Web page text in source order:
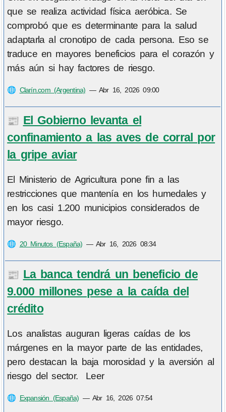
que se realiza actividad física aeróbica. Se
comprobó que es determinante para la salud
adaptarla al cronotipo de cada persona. Eso se
traduce en mayores beneficios para el corazón y
más aún si hay factores de riesgo.
🌐 Clarín.com (Argentina) — Abr 16, 2026 09:00
📰 El Gobierno levanta el
confinamiento a las aves de corral por
la gripe aviar
El Ministerio de Agricultura pone fin a las
restricciones que mantenía en los humedales y
en los casi 1.200 municipios considerados de
mayor riesgo.
🌐 20 Minutos (España) —Abr 16, 2026 08:34
📰 La banca tendrá un beneficio de
9.000 millones pese a la caída del
crédito
Los analistas auguran ligeras caídas de los
márgenes en la mayor parte de las entidades,
pero destacan la baja morosidad y la aversión al
riesgo del sector. Leer
🌐 Expansión (España) — Abr 16, 2026 07:54